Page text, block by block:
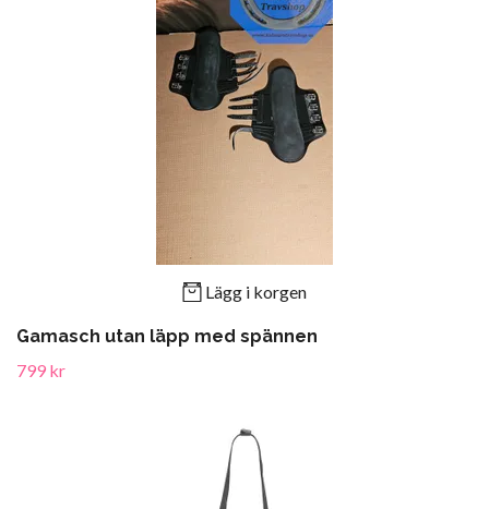
Lägg i korgen
Gamasch utan läpp med spännen
799 kr